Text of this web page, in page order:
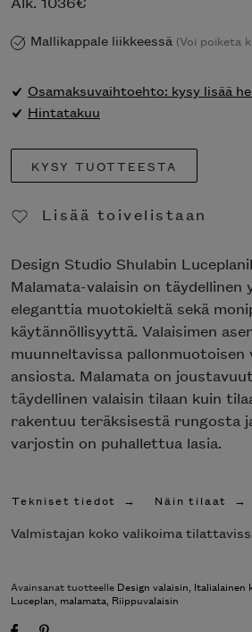
Mallikappale liikkeessä (Voi poiketa
Osamaksuvaihtoehto: kysy lisää
Hintatakuu
KYSY TUOTTEESTA
Lisää toivelistaan
Design Studio Shulabin
Malamata-valaisin on täydellinen
eleganttia muotokieltä sekä
käytännöllisyyttä. Valaisimen
muunneltavissa pallonmuotoisen
ansiosta. Malamata on
täydellinen valaisin tilaan kuin
rakentuu teräksisestä rungosta
varjostin on puhallettua lasia.
Tekniset tiedot Näin tilaat
Valmistajan koko valikoima
Avainsanat tuotteelle Design valaisin, Italialainen
Luceplan, malamata, Riippuvalaisin